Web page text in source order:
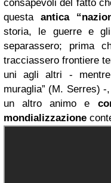
consapevoli del fatto
questa antica
storia, le guerre e
separassero; prima
tracciassero frontiere
uni agli altri - mentre
muraglia” (M. Serres)
un altro animo e
mondializzazione